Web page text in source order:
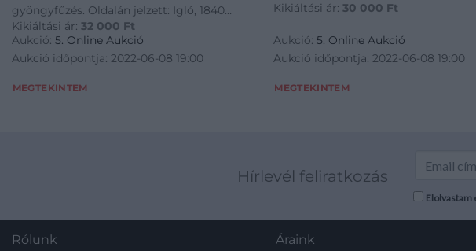
gyöngyfűzés. Oldalán jelzett: Igló, 1840
körül, Antonius Umlauff. M.: 22 × 9 × 3 cm
Kikiáltási ár: 32 000 Ft
Aukció: 5. Online Aukció
Aukció időpontja: 2022-06-08 19:00
MEGTEKINTEM
Kikiáltási ár:30 000 Ft
Aukció:5. Online Aukció
Aukció időpontja: 2022-06-08 19:00
MEGTEKINTEM
Hírlevél feliratkozás
Elolvastam
Rólunk
Áraink